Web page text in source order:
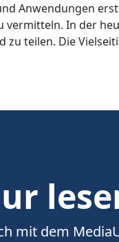
Anwendungen
In der
teilen. Die
mit dem